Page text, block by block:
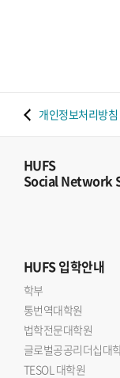
개인정보처리방침
HUFS
Social Network
HUFS입학안내
학부
통번역대학원
법학전문대학원
글로벌공공리더십대
TESOL 대학원